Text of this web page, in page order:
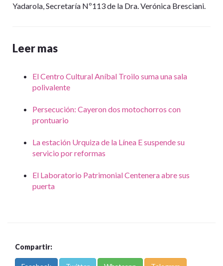
Yadarola, Secretaría Nº113 de la Dra. Verónica Bresciani.
Leer mas
El Centro Cultural Aníbal Troilo suma una sala
polivalente
Persecución: Cayeron dos motochorros con
prontuario
La estación Urquiza de la Línea E suspende su
servicio por reformas
El Laboratorio Patrimonial Centenera abre sus
puerta
Compartir: